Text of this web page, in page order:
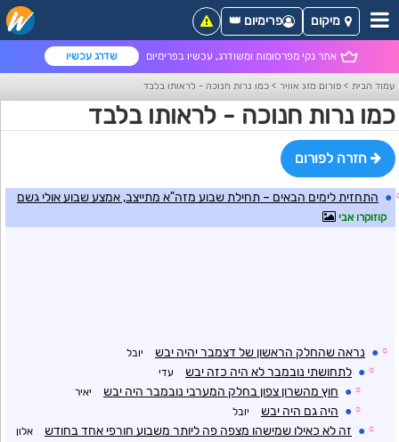
אתר נקי מפרסומות ומשודרג, עכשיו בפרימיום שדרג עכשיו
מיקום פרימיום 👑
עמוד הבית > פורום מזג אוויר > כמו נרות חנוכה - לראותו בלבד
כמו נרות חנוכה - לראותו בלבד
חזרה לפורום
● התחזית לימים הבאים – תחילת שבוע מזה"א מתייצב, אמצע שבוע אולי גשם
קוזוקרו אבי
☼
● נראה שהחלק הראשון של דצמבר יהיה יבש יובל
☼
● לתחושתי נובמבר לא היה כזה יבש עדי
☼
● חוץ מהשרון צפון בחלק המערבי נובמבר היה יבש יאיר
☼
● היה גם היה יבש יובל
☼
● זה לא כאילו שמישהו מצפה פה ליותר משבוע חורפי אחד בחודש אלון